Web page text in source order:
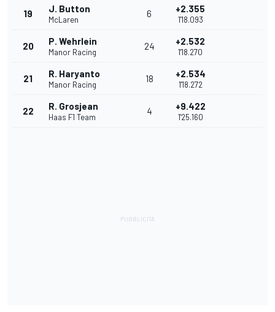
19 J. Button
McLaren
6 +2.355
1'18.093
20 P. Wehrlein
Manor Racing
24 +2.532
1'18.270
21 R. Haryanto
Manor Racing
18 +2.534
1'18.272
22 R. Grosjean
Haas F1 Team
4 +9.422
1'25.160